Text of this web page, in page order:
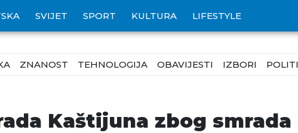
SVIJET SPORT KULTURA LIFESTYLE
ZNANOST TEHNOLOGIJA OBAVIJESTI IZBORI
Kaštijuna zbog smrada